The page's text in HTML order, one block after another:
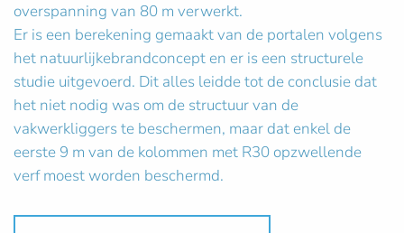
overspanning van 80 m verwerkt.
Er is een berekening gemaakt van de portalen volgens
het natuurlijkebrandconcept en er is een structurele
studie uitgevoerd. Dit alles leidde tot de conclusie dat
het niet nodig was om de structuur van de
vakwerkliggers te beschermen, maar dat enkel de
eerste 9 m van de kolommen met R30 opzwellende
verf moest worden beschermd.